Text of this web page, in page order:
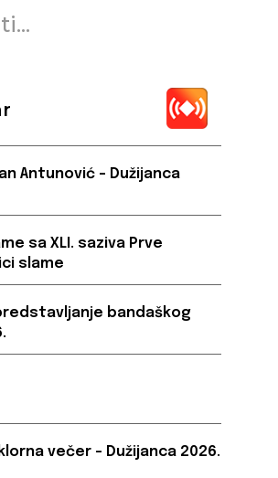
Antunović – Dužijanca
sa XLI. saziva Prve
slame
bandaškog
večer – Dužijanca 2026.